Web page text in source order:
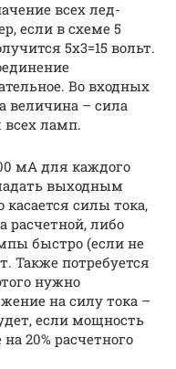
всех лед-
если в схеме 5
5х3=15 вольт.
Во входных
величина – сила
всех ламп.
мА для каждого
выходным
силы тока,
расчетной, либо
быстро (если не
Также потребуется
нужно
на силу тока –
если мощность
20% расчетного